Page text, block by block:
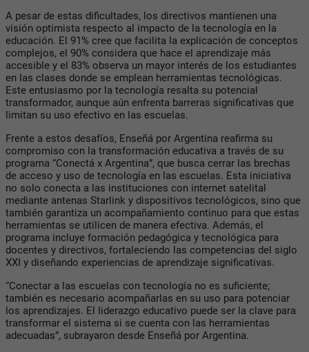
A pesar de estas dificultades, los directivos mantienen una
visión optimista respecto al impacto de la tecnología en la
educación. El 91% cree que facilita la explicación de conceptos
complejos, el 90% considera que hace el aprendizaje más
accesible y el 83% observa un mayor interés de los estudiantes
en las clases donde se emplean herramientas tecnológicas.
Este entusiasmo por la tecnología resalta su potencial
transformador, aunque aún enfrenta barreras significativas que
limitan su uso efectivo en las escuelas.
Frente a estos desafíos, Enseñá por Argentina reafirma su
compromiso con la transformación educativa a través de su
programa “Conectá x Argentina”, que busca cerrar las brechas
de acceso y uso de tecnología en las escuelas. Esta iniciativa
no solo conecta a las instituciones con internet satelital
mediante antenas Starlink y dispositivos tecnológicos, sino que
también garantiza un acompañamiento continuo para que estas
herramientas se utilicen de manera efectiva. Además, el
programa incluye formación pedagógica y tecnológica para
docentes y directivos, fortaleciendo las competencias del siglo
XXI y diseñando experiencias de aprendizaje significativas.
“Conectar a las escuelas con tecnología no es suficiente;
también es necesario acompañarlas en su uso para potenciar
los aprendizajes. El liderazgo educativo puede ser la clave para
transformar el sistema si se cuenta con las herramientas
adecuadas”, subrayaron desde Enseñá por Argentina.